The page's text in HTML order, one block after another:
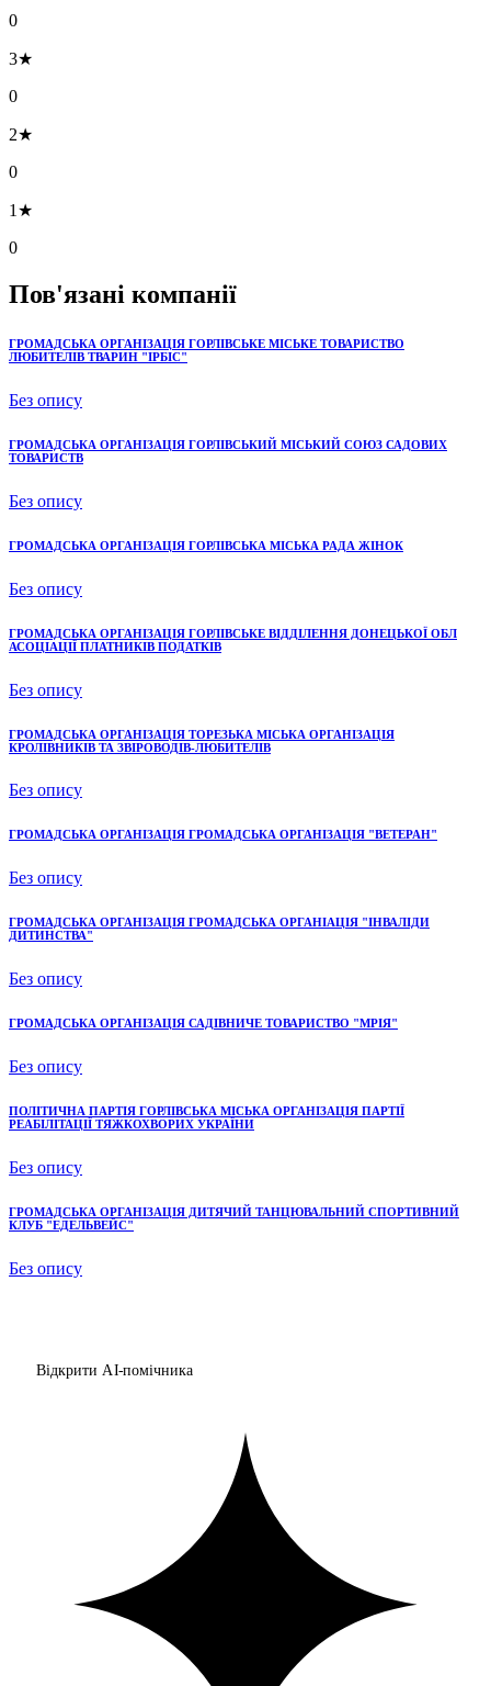
0
3★
0
2★
0
1★
0
Пов'язані компанії
ГРОМАДСЬКА ОРГАНІЗАЦІЯ ГОРЛІВСЬКЕ МІСЬКЕ ТОВАРИСТВО
ЛЮБИТЕЛІВ ТВАРИН "ІРБІС"
Без опису
ГРОМАДСЬКА ОРГАНІЗАЦІЯ ГОРЛІВСЬКИЙ МІСЬКИЙ СОЮЗ САДОВИХ
ТОВАРИСТВ
Без опису
ГРОМАДСЬКА ОРГАНІЗАЦІЯ ГОРЛІВСЬКА МІСЬКА РАДА ЖІНОК
Без опису
ГРОМАДСЬКА ОРГАНІЗАЦІЯ ГОРЛІВСЬКЕ ВІДДІЛЕННЯ ДОНЕЦЬКОЇ ОБЛ
АСОЦІАЦІЇ ПЛАТНИКІВ ПОДАТКІВ
Без опису
ГРОМАДСЬКА ОРГАНІЗАЦІЯ ТОРЕЗЬКА МІСЬКА ОРГАНІЗАЦІЯ
КРОЛІВНИКІВ ТА ЗВІРОВОДІВ-ЛЮБИТЕЛІВ
Без опису
ГРОМАДСЬКА ОРГАНІЗАЦІЯ ГРОМАДСЬКА ОРГАНІЗАЦІЯ "ВЕТЕРАН"
Без опису
ГРОМАДСЬКА ОРГАНІЗАЦІЯ ГРОМАДСЬКА ОРГАНІАЦІЯ "ІНВАЛІДИ
ДИТИНСТВА"
Без опису
ГРОМАДСЬКА ОРГАНІЗАЦІЯ САДІВНИЧЕ ТОВАРИСТВО "МРІЯ"
Без опису
ПОЛІТИЧНА ПАРТІЯ ГОРЛІВСЬКА МІСЬКА ОРГАНІЗАЦІЯ ПАРТІЇ
РЕАБІЛІТАЦІЇ ТЯЖКОХВОРИХ УКРАЇНИ
Без опису
ГРОМАДСЬКА ОРГАНІЗАЦІЯ ДИТЯЧИЙ ТАНЦЮВАЛЬНИЙ СПОРТИВНИЙ
КЛУБ "ЕДЕЛЬВЕЙС"
Без опису
Відкрити AI-помічника